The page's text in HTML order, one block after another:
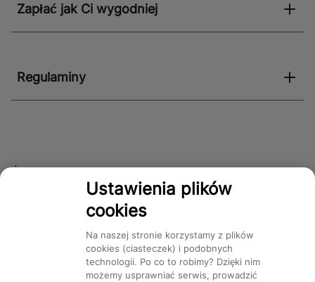
Zapłać jak Ci wygodniej
Regulaminy
Śledź nas!
Ustawienia plików
cookies
Na naszej stronie korzystamy z plików
cookies (ciasteczek) i podobnych
technologii. Po co to robimy? Dzięki nim
możemy usprawniać serwis, prowadzić